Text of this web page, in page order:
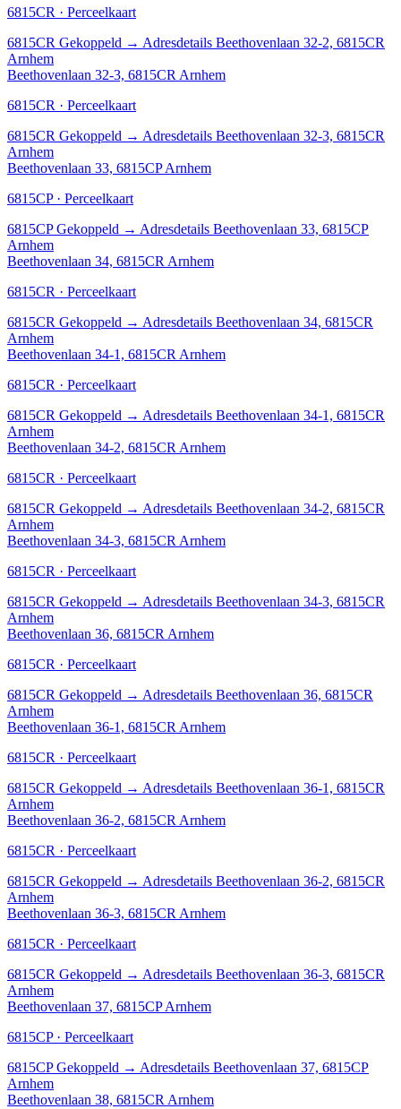
6815CR · Perceelkaart
6815CR Gekoppeld → Adresdetails Beethovenlaan 32-2, 6815CR
Arnhem
Beethovenlaan 32-3, 6815CR Arnhem
6815CR · Perceelkaart
6815CR Gekoppeld → Adresdetails Beethovenlaan 32-3, 6815CR
Arnhem
Beethovenlaan 33, 6815CP Arnhem
6815CP · Perceelkaart
6815CP Gekoppeld → Adresdetails Beethovenlaan 33, 6815CP
Arnhem
Beethovenlaan 34, 6815CR Arnhem
6815CR · Perceelkaart
6815CR Gekoppeld → Adresdetails Beethovenlaan 34, 6815CR
Arnhem
Beethovenlaan 34-1, 6815CR Arnhem
6815CR · Perceelkaart
6815CR Gekoppeld → Adresdetails Beethovenlaan 34-1, 6815CR
Arnhem
Beethovenlaan 34-2, 6815CR Arnhem
6815CR · Perceelkaart
6815CR Gekoppeld → Adresdetails Beethovenlaan 34-2, 6815CR
Arnhem
Beethovenlaan 34-3, 6815CR Arnhem
6815CR · Perceelkaart
6815CR Gekoppeld → Adresdetails Beethovenlaan 34-3, 6815CR
Arnhem
Beethovenlaan 36, 6815CR Arnhem
6815CR · Perceelkaart
6815CR Gekoppeld → Adresdetails Beethovenlaan 36, 6815CR
Arnhem
Beethovenlaan 36-1, 6815CR Arnhem
6815CR · Perceelkaart
6815CR Gekoppeld → Adresdetails Beethovenlaan 36-1, 6815CR
Arnhem
Beethovenlaan 36-2, 6815CR Arnhem
6815CR · Perceelkaart
6815CR Gekoppeld → Adresdetails Beethovenlaan 36-2, 6815CR
Arnhem
Beethovenlaan 36-3, 6815CR Arnhem
6815CR · Perceelkaart
6815CR Gekoppeld → Adresdetails Beethovenlaan 36-3, 6815CR
Arnhem
Beethovenlaan 37, 6815CP Arnhem
6815CP · Perceelkaart
6815CP Gekoppeld → Adresdetails Beethovenlaan 37, 6815CP
Arnhem
Beethovenlaan 38, 6815CR Arnhem